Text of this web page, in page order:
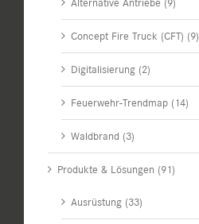
Alternative Antriebe (9)
Concept Fire Truck (CFT) (9)
Digitalisierung (2)
Feuerwehr-Trendmap (14)
Waldbrand (3)
Produkte & Lösungen (91)
Ausrüstung (33)